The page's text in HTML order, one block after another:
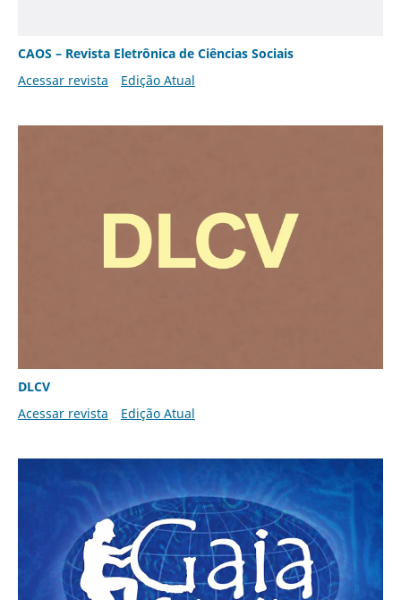
CAOS – Revista Eletrônica de Ciências Sociais
Acessar revista
Edição Atual
DLCV
Acessar revista
Edição Atual